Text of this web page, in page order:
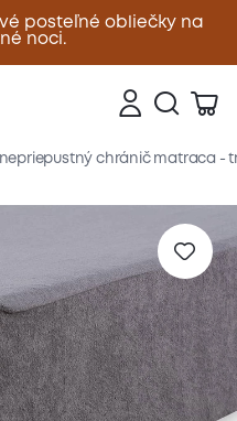
posteľné obliečky na
noci.
Zavrieť
Popis produktu
nepriepustný chránič matraca -